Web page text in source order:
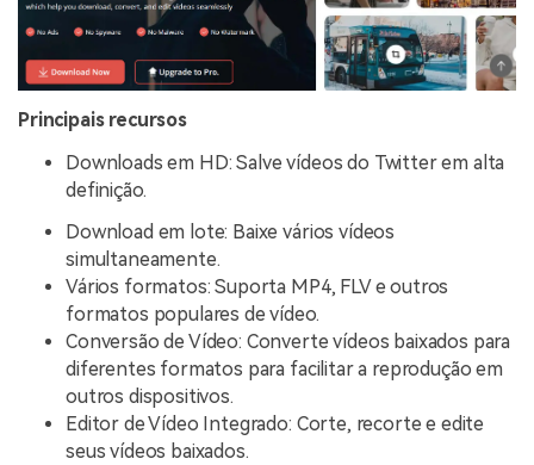
Principais recursos
Downloads em HD: Salve vídeos do Twitter em alta
definição.
Download em lote: Baixe vários vídeos
simultaneamente.
Vários formatos: Suporta MP4, FLV e outros
formatos populares de vídeo.
Conversão de Vídeo: Converte vídeos baixados para
diferentes formatos para facilitar a reprodução em
outros dispositivos.
Editor de Vídeo Integrado: Corte, recorte e edite
seus vídeos baixados.